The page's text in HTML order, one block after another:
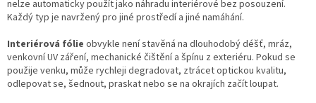
nelze automaticky použít jako náhradu interiérové bez posouzení.
Každý typ je navržený pro jiné prostředí a jiné namáhání.
Interiérová fólie obvykle není stavěná na dlouhodobý déšť, mráz,
venkovní UV záření, mechanické čištění a špínu z exteriéru. Pokud se
použije venku, může rychleji degradovat, ztrácet optickou kvalitu,
odlepovat se, šednout, praskat nebo se na okrajích začít loupat.